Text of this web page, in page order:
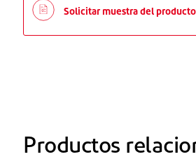
Solicitar muestra del producto
Productos